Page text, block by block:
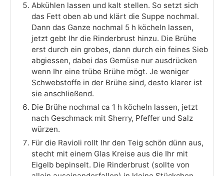
Abkühlen lassen und kalt stellen. So setzt sich
das Fett oben ab und klärt die Suppe nochmal.
Dann das Ganze nochmal 5 h köcheln lassen,
jetzt gebt Ihr die Rinderbrust hinzu. Die Brühe
erst durch ein grobes, dann durch ein feines Sieb
abgiessen, dabei das Gemüse nur ausdrücken
wenn Ihr eine trübe Brühe mögt. Je weniger
Schwebstoffe in der Brühe sind, desto klarer ist
sie anschließend.
Die Brühe nochmal ca 1 h köcheln lassen, jetzt
nach Geschmack mit Sherry, Pfeffer und Salz
würzen.
Für die Ravioli rollt Ihr den Teig schön dünn aus,
stecht mit einem Glas Kreise aus die Ihr mit
Eigelb bepinselt. Die Rinderbrust (sollte von